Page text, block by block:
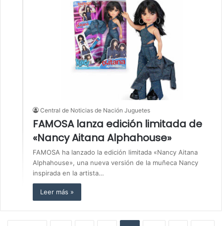
Central de Noticias de Nación Juguetes
FAMOSA lanza edición limitada de
«Nancy Aitana Alphahouse»
FAMOSA ha lanzado la edición limitada «Nancy Aitana
Alphahouse», una nueva versión de la muñeca Nancy
inspirada en la artista…
Leer más »